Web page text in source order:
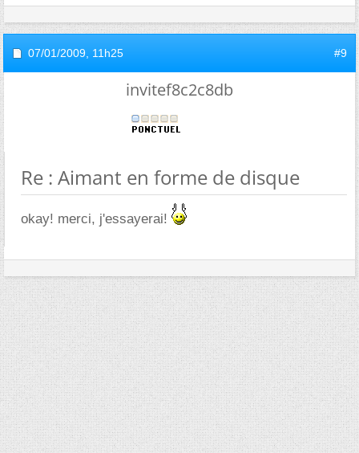
07/01/2009, 11h25 #9
invitef8c2c8db
Re : Aimant en forme de disque
okay! merci, j'essayerai!